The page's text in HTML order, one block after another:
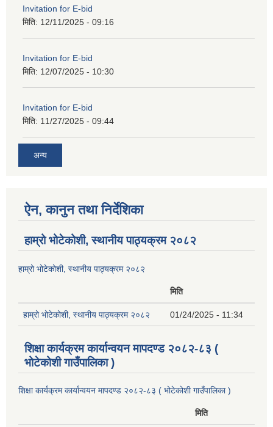
Invitation for E-bid
मिति: 12/11/2025 - 09:16
Invitation for E-bid
मिति: 12/07/2025 - 10:30
Invitation for E-bid
मिति: 11/27/2025 - 09:44
अन्य
ऐन, कानुन तथा निर्देशिका
हाम्रो भोटेकोशी, स्थानीय पाठ्यक्रम २०८२
हाम्रो भोटेकोशी, स्थानीय पाठ्यक्रम २०८२
मिति
हाम्रो भोटेकोशी, स्थानीय पाठ्यक्रम २०८२ 01/24/2025 - 11:34
शिक्षा कार्यक्रम कार्यान्वयन मापदण्ड २०८२-८३ (
भोटेकोशी गाउँपालिका )
शिक्षा कार्यक्रम कार्यान्वयन मापदण्ड २०८२-८३ ( भोटेकोशी गाउँपालिका )
मिति